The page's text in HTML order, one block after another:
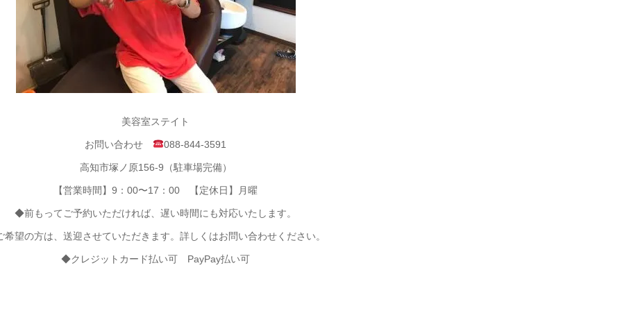
美容室ステイト
お問い合わせ 088-844-3591
高知市塚ノ原156-9（駐車場完備）
【営業時間】9：00〜17：00 【定休日】月曜
◆前もってご予約いただければ、遅い時間にも対応いたします。
望の方は、送迎させていただきます。詳しくはお問い合わせください。
◆クレジットカード払い可 PayPay払い可